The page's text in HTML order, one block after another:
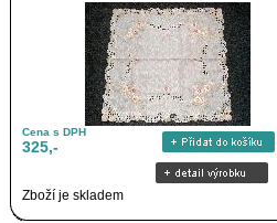
Cena s DPH
325,-
Zboží je skladem